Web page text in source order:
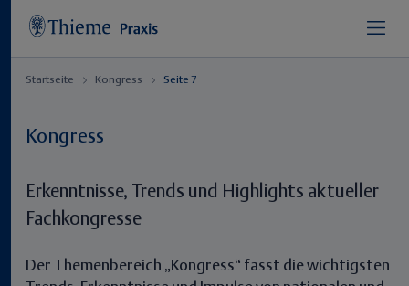
Startseite Kongress Seite 7
Kongress
Erkenntnisse, Trends und Highlights aktueller
Fachkongresse
Der Themenbereich „Kongress“ fasst die wichtigsten